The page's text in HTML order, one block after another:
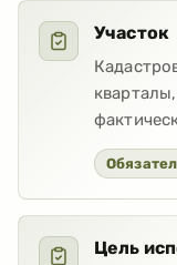
Участок
Цель